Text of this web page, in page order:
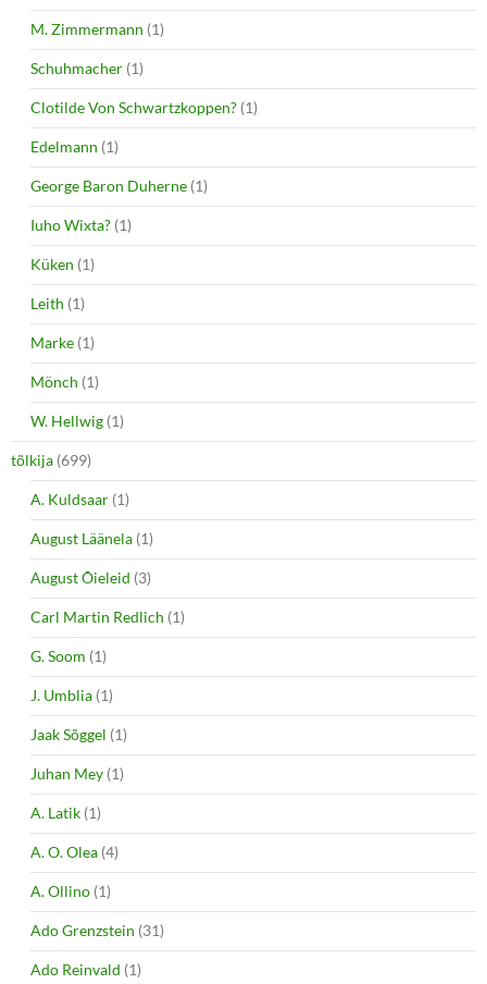
M. Zimmermann (1)
Schuhmacher (1)
Clotilde Von Schwartzkoppen? (1)
Edelmann (1)
George Baron Duherne (1)
Iuho Wixta? (1)
Küken (1)
Leith (1)
Marke (1)
Mönch (1)
W. Hellwig (1)
tõlkija (699)
A. Kuldsaar (1)
August Läänela (1)
August Õieleid (3)
Carl Martin Redlich (1)
G. Soom (1)
J. Umblia (1)
Jaak Sõggel (1)
Juhan Mey (1)
A. Latik (1)
A. O. Olea (4)
A. Ollino (1)
Ado Grenzstein (31)
Ado Reinvald (1)